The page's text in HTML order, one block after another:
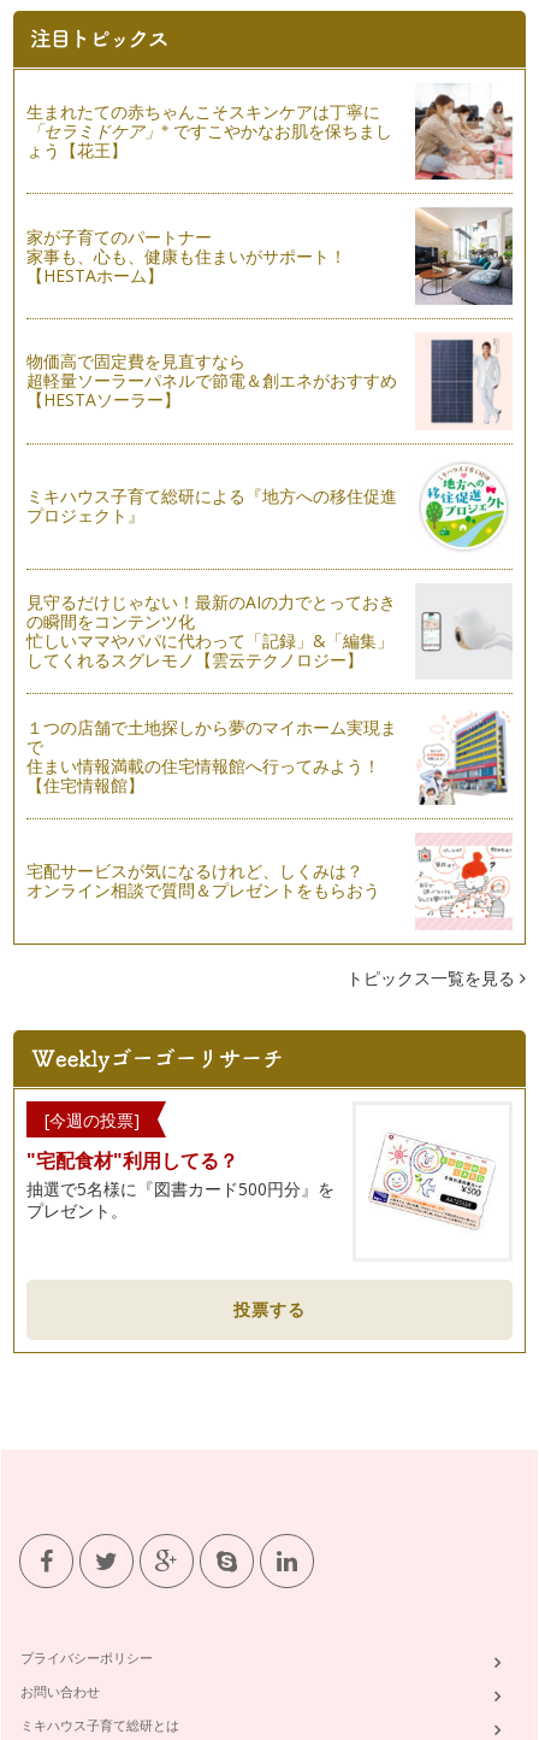
よいのか。 について悩んで…
働くママの悩み⑨ ［いつも時間に追われている］
出産した瞬間からママ業が始まり、営業は２４時間３６５日、
年中無休。 …
働くママならではの悩み⑧ 『子どもと過ごす質の高い時間と
3歳児神話（『子どもが3歳になるまで母親が保育したか否か
働くママならではの悩み⑦ 『疲労』
イギリスの働くママの悩みナンバーワンは“疲労”。 これは、…
働くママならではの悩み⑥ 『何のために働くのか？』
「何のために働いているかわからないな・・・。」 働くママ
が一度は口にしたことがある…
働くママならではの悩み④ 『別れ際のグズグズ』
今日は早く会社にいってアレをやって、コレをして。と頭の中
に一日のスケジュールがビッチリ詰ま…
働くママならではの悩み③ 『日々の罪悪感』
働くママは色々な罪悪感を抱えながら生活しています。 ・が
っつ…
働くママならではの悩み② 『2人目出産のタイミング』
「子どもは２人ほしいけれど、１人でも大変なのに２人産んで
仕事と育児をこなしていけるのだろう…
色々とあると思いますが、大きく分けると「職場・仕事のこ
ワーキングマザーのお悩み、心のモヤモヤへの対処法
「私が本当にやりたいことは何なのだろう？」 「どうして働
いているんだろう？」 …
良いので…
3歳児神話の呪縛から解放！
ワーキングマザーの皆さんに朗報です！！ ちょっと古い情報
なの…
育児と仕事を両立させるためのKeyPoint
育児休職から復職された皆さん。 復職おめでとうございま
す！！ …
育児期でも「自分時間」の作り方
妊娠を機に生活が一変した人も多いのではないだろうか。 自
分の…
年末になると1年のを振り返り、「来年こそは○○しよう！」と
心に誓い、年始になると「今年は○…
ワー育ママの"スマート家事術"とは？
生まれたての赤ちゃんこそスキンケアは丁寧に
「セラミドケア」※ ですこやかなお肌を保ちまし
ょう【花王】
家が子育てのパートナー
家事も、心も、健康も住まいがサポート！
【HESTAホーム】
物価高で固定費を見直すなら
超軽量ソーラーパネルで節電＆創エネがおすすめ
【HESTAソーラー】
ミキハウス子育て総研による『地方への移住促進
プロジェクト』
見守るだけじゃない！最新のAIの力でとっておき
の瞬間をコンテンツ化
忙しいママやパパに代わって「記録」&「編集」
してくれるスグレモノ【雲云テクノロジー】
１つの店舗で土地探しから夢のマイホーム実現ま
で
住まい情報満載の住宅情報館へ行ってみよう！
【住宅情報館】
宅配サービスが気になるけれど、しくみは？
オンライン相談で質問＆プレゼントをもらおう
トピックス一覧を見る
[今週の投票]
"宅配食材"利用してる？
抽選で5名様に『図書カード500円分』を
プレゼント。
投票する
プライバシーポリシー
お問い合わせ
ミキハウス子育て総研とは